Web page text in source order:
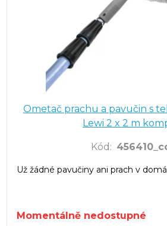
Ometač prachu a pavučin s
Lewi 2 x 2 m
Kód :
Už žádné pavučiny ani prach v
Momentálně nedostupné